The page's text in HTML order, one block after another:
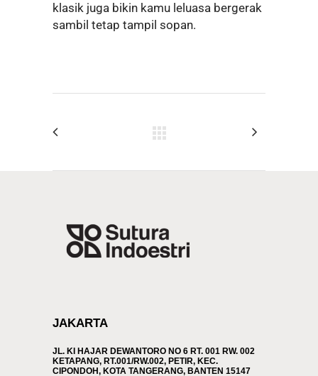
klasik juga bikin kamu leluasa bergerak
sambil tetap tampil sopan.
JAKARTA
JL. KI HAJAR DEWANTORO NO 6 RT. 001 RW. 002
KETAPANG, RT.001/RW.002, PETIR, KEC.
CIPONDOH, KOTA TANGERANG, BANTEN 15147